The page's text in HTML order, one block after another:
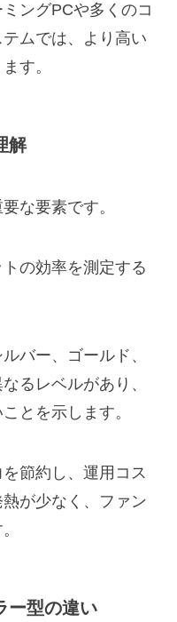
ングPCや多くのコ
ムでは、より高い
す。
解
な要素です。
の効率を測定する
バー、ゴールド、
るレベルがあり、
とを示します。
節約し、運用コス
が少なく、ファン
ー型の違い